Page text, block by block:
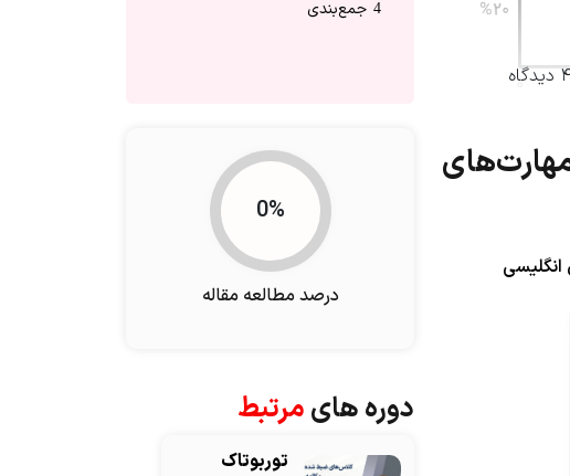
تمرین مهارت‌های
4 جمع‌بندی
0%
درصد مطالعه مقاله
دوره هایمرتبط
توربوتاک